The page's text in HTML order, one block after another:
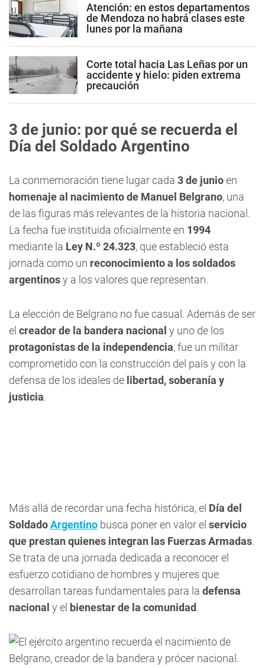
Atención: en estos departamentos
de Mendoza no habrá clases este
lunes por la mañana
Corte total hacia Las Leñas por un
accidente y hielo: piden extrema
precaución
3 de junio: por qué se recuerda el
Día del Soldado Argentino
La conmemoración tiene lugar cada 3 de junioen
homenaje al nacimiento de Manuel Belgrano, una
de las figuras más relevantes de la historia nacional.
La fecha fue instituida oficialmente en 1994
mediante la Ley N.º 24.323, que estableció esta
jornada como un reconocimiento a los soldados
argentinosy a los valores que representan.
La elección de Belgrano no fue casual. Además de ser
el creador de la bandera nacional y uno de los
protagonistas de la independencia, fue un militar
comprometido con la construcción del país y con la
defensa de los ideales de libertad, soberanía y
justicia.
Más allá de recordar una fecha histórica, el Día del
SoldadoArgentino busca poner en valor el servicio
que prestan quienes integran las Fuerzas Armadas.
Se trata de una jornada dedicada a reconocer el
esfuerzo cotidiano de hombres y mujeres que
desarrollan tareas fundamentales para la defensa
nacional y el bienestar de la comunidad.